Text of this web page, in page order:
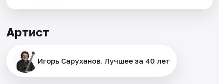
Артист
Игорь Саруханов. Лучшее за 40 лет